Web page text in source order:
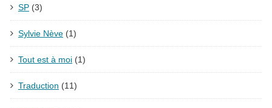
SP (3)
Sylvie Nève (1)
Tout est à moi (1)
Traduction (11)